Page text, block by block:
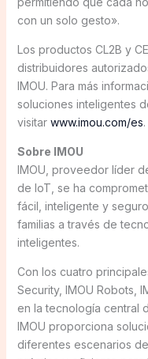
con un solo gesto».
Los productos CL2B y
distribuidores
IMOU. Para más
soluciones inteligentes
visitar www.imou.com/es.
Sobre IMOU
IMOU, proveedor líder
de IoT, se ha
fácil, inteligente y
familias a través de
inteligentes.
Con los cuatro
Security, IMOU Robots,
en la tecnología central
IMOU proporciona
diferentes escenarios